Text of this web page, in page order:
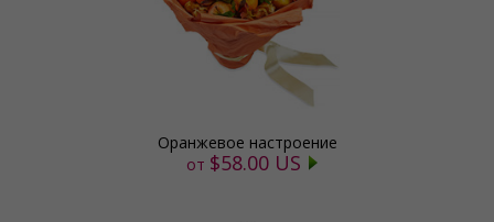
Оранжевое настроение
от $58.00 US